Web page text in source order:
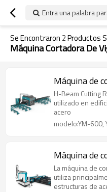
Entra una palabra
Se Encontraron 2Productos
Máquina Cortadora De
Máquina de
H-Beam Cutting
utilizado en
acero
modelo:YM-
Máquina de
La máquina de
utiliza
estructuras de